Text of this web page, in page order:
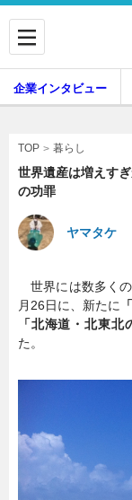
副業
企業インタビュー
TOP 暮らし
世界遺産は増えす
の功罪
ヤマタケ
世界には数多く
月26日に、新たに
「北海道・北東北
た。